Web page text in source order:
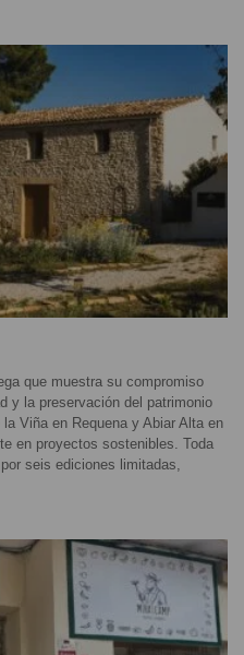
que muestra su compromiso
y la preservación del patrimonio
Viña en Requena y Abiar Alta en
en proyectos sostenibles. Toda
seis ediciones limitadas,